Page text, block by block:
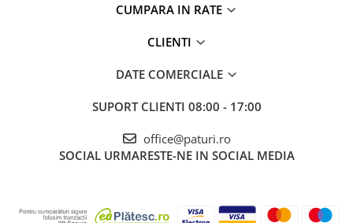
CUMPARA IN RATE
CLIENTI
DATE COMERCIALE
SUPORT CLIENTI 08:00 - 17:00
office@paturi.ro
SOCIAL URMARESTE-NE IN SOCIAL MEDIA